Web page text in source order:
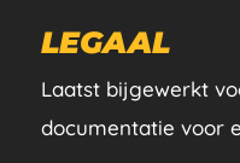
LEGAAL
Laatst bijgewerkt
documentatie voor